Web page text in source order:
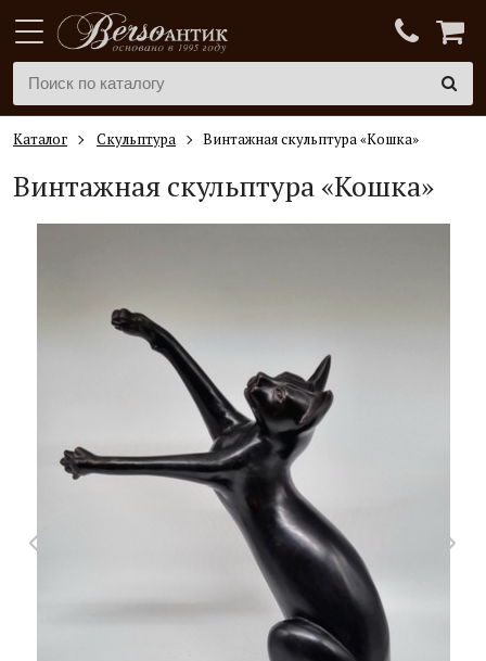
Каталог Скульптура Винтажная скульптура «Кошка»
Винтажная скульптура «Кошка»